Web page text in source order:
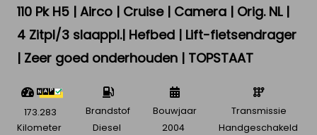
110 Pk H5 | Airco | Cruise | Camera | Orig. NL |
4 Zitpl/3 slaappl.| Hefbed | Lift-fietsendrager
| Zeer goed onderhouden | TOPSTAAT
173.283
Kilometer
Brandstof
Diesel
Bouwjaar
2004
Transmissie
Handgeschakeld